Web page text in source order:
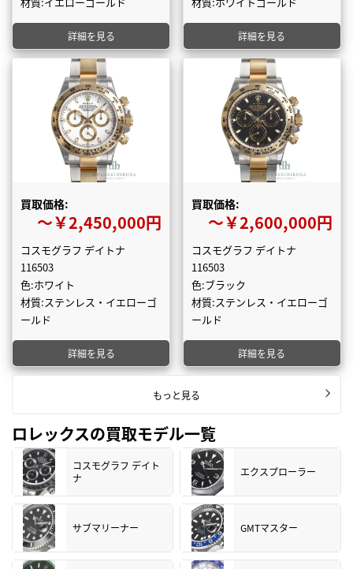
詳細を見る 詳細を見る
買取価格:
〜￥2,450,000円
コスモグラフ デイトナ
116503
色:ホワイト
材質:ステンレス・イエローゴ
ールド
詳細を見る
買取価格:
〜￥2,600,000円
コスモグラフ デイトナ
116503
色:ブラック
材質:ステンレス・イエローゴ
ールド
詳細を見る
もっと見る
ロレックスの買取モデル一覧
コスモグラフ デイト
ナ
エクスプローラー
サブマリーナー GMTマスター